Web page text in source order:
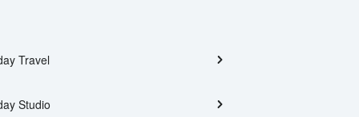
Travel
Studio